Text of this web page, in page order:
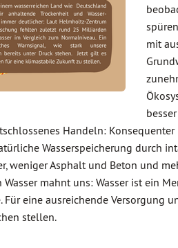
mit
Handeln:
Wasserspeicherung durch
weniger Asphalt und Beton und
mahnt uns: Wasser ist ein
Für eine ausreichende Versorgung
stellen.